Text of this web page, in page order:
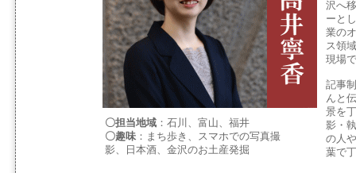
沢へ
ーと
業の
ス領
現場
記事
んと
景を
影・
の人
葉で
〇担当地域：石川、富山、福井
〇趣味：まち歩き、スマホでの写真撮
影、日本酒、金沢のお土産発掘